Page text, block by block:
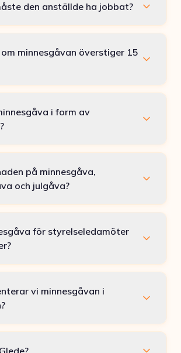
den anställde ha jobbat?
minnesgåvan överstiger 15
i form av
på minnesgåva,
och julgåva?
för styrelseledamöter
vi minnesgåvan i